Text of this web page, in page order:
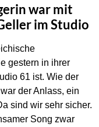
war mit
im Studio
gestern in ihrer
61 ist. Wie der
der Anlass, ein
sind wir sehr sicher.
Song zwar